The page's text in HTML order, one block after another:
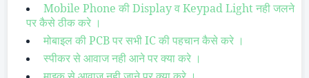
Mobile Phone की Display व Keypad Light नही जलने
पर कैसे ठीक करे ।
मोबाइल की PCB पर सभी IC की पहचान कैसे करे ।
स्पीकर से आवाज नही आने पर क्या करे ।